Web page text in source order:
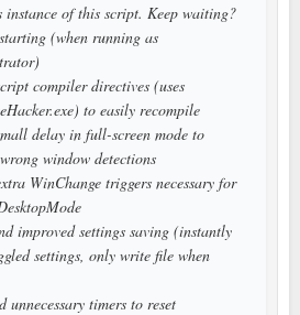
instance of this script. Keep waiting?
(when running as
compiler directives (uses
to easily recompile
delay in full-screen mode to
window detections
WinChange triggers necessary for
improved settings saving (instantly
settings, only write file when
unnecessary timers to reset